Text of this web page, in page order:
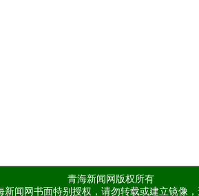
青海新闻网版权所有
新闻网书面特别授权，请勿转载或建立镜像